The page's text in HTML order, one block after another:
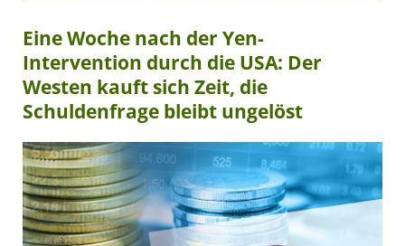
Eine Woche nach der Yen-
Intervention durch die USA: Der
Westen kauft sich Zeit, die
Schuldenfrage bleibt ungelöst